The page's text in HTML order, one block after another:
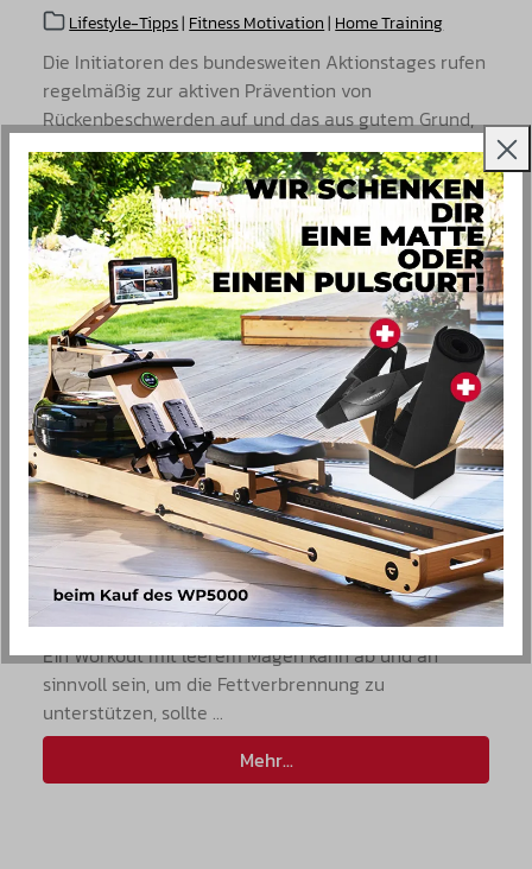
Lifestyle-Tipps| Fitness Motivation| Home Training
Die Initiatoren des bundesweiten Aktionstages rufen
regelmäßig zur aktiven Prävention von
Rückenbeschwerden auf und das aus gutem Grund,
denn
Mehr...
6 Fehler, die du bei der Trainingsvorbereitung
vermeiden solltest
15. November 2023
Home Training|Fitness Motivation|Lifestyle-Tipps
Ein Workout mit leerem Magen kann ab und an
sinnvoll sein, um die Fettverbrennung zu
unterstützen, sollte ...
Mehr...